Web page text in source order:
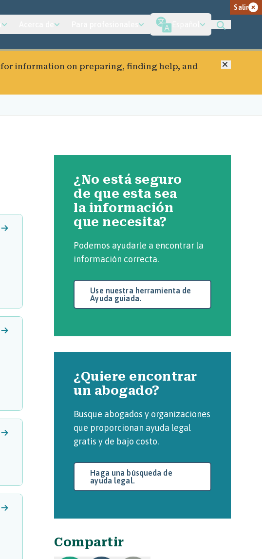
Salir
for information on preparing, finding help, and
Cerrar
¿No está seguro
de que esta sea
la información
que necesita?
Podemos ayudarle a encontrar la
información correcta.
Use nuestra herramienta de
Ayuda guiada.
¿Quiere encontrar
un abogado?
Busque abogados y organizaciones
que proporcionan ayuda legal
gratis y de bajo costo.
Haga una búsqueda de
ayuda legal.
Compartir